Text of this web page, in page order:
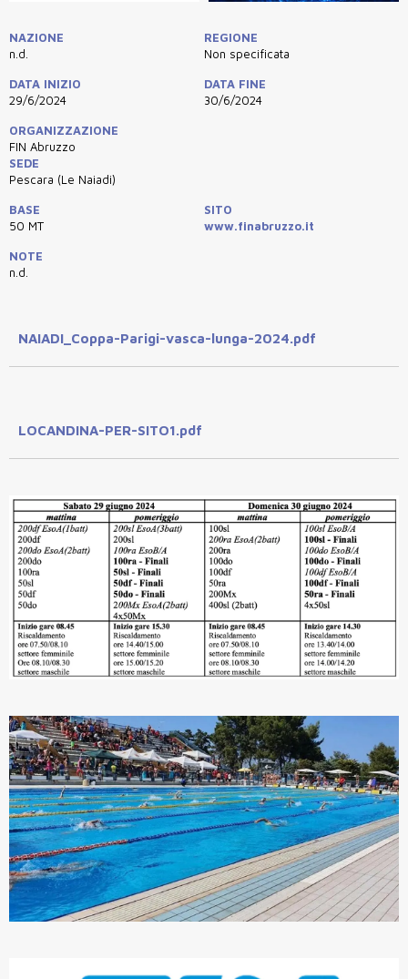
NAZIONE
n.d.
REGIONE
Non specificata
DATA INIZIO
29/6/2024
DATA FINE
30/6/2024
ORGANIZZAZIONE
FIN Abruzzo
SEDE
Pescara (Le Naiadi)
BASE
50 MT
SITO
www.finabruzzo.it
NOTE
n.d.
NAIADI_Coppa-Parigi-vasca-lunga-2024.pdf
LOCANDINA-PER-SITO1.pdf